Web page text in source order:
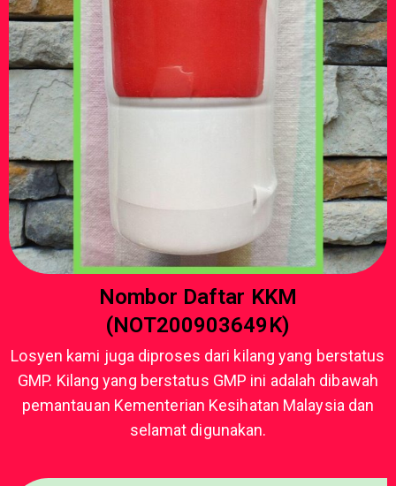
Nombor Daftar KKM
(NOT200903649K)
Losyen kami juga diproses dari kilang yang berstatus
GMP. Kilang yang berstatus GMP ini adalah dibawah
pemantauan Kementerian Kesihatan Malaysia dan
selamat digunakan.